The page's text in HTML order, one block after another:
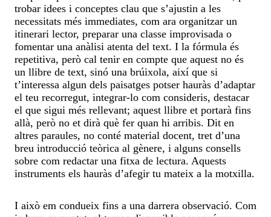
trobar idees i conceptes clau que s’ajustin a les
necessitats més immediates, com ara organitzar un
itinerari lector, preparar una classe improvisada o
fomentar una anàlisi atenta del text. I la fórmula és
repetitiva, però cal tenir en compte que aquest no és
un llibre de text, sinó una brúixola, així que si
t’interessa algun dels paisatges potser hauràs d’adaptar
el teu recorregut, integrar-lo com consideris, destacar
el que sigui més rellevant; aquest llibre et portarà fins
allà, però no et dirà què fer quan hi arribis. Dit en
altres paraules, no conté material docent, tret d’una
breu introducció teòrica al gènere, i alguns consells
sobre com redactar una fitxa de lectura. Aquests
instruments els hauràs d’afegir tu mateix a la motxilla.
I això em condueix fins a una darrera observació. Com